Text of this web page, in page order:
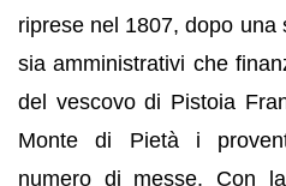
riprese nel 1807, dopo una
sia amministrativi che
del vescovo di Pistoia
Monte di Pietà i
numero di messe. Con